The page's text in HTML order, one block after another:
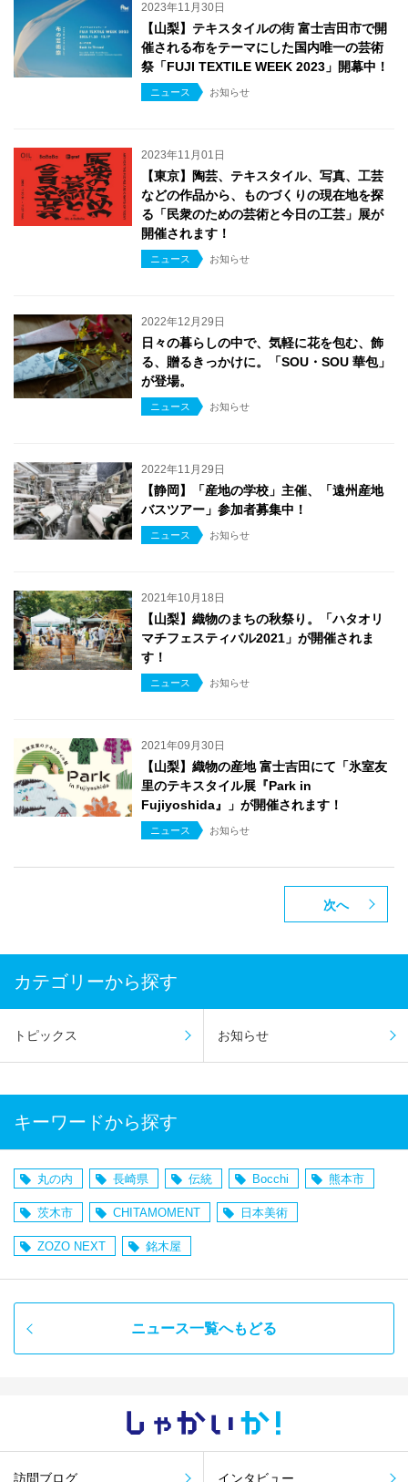
2023年11月30日
【山梨】テキスタイルの街 富士吉田市で開
催される布をテーマにした国内唯一の芸術
祭「FUJI TEXTILE WEEK 2023」開幕中！
ニュース お知らせ
2023年11月01日
【東京】陶芸、テキスタイル、写真、工芸
などの作品から、ものづくりの現在地を探
る「民衆のための芸術と今日の工芸」展が
開催されます！
ニュース お知らせ
2022年12月29日
日々の暮らしの中で、気軽に花を包む、飾
る、贈るきっかけに。「SOU・SOU 華包」
が登場。
ニュース お知らせ
2022年11月29日
【静岡】「産地の学校」主催、「遠州産地
バスツアー」参加者募集中！
ニュース お知らせ
2021年10月18日
【山梨】織物のまちの秋祭り。「ハタオリ
マチフェスティバル2021」が開催されま
す！
ニュース お知らせ
2021年09月30日
【山梨】織物の産地 富士吉田にて「氷室友
里のテキスタイル展『Park in
Fujiyoshida』」が開催されます！
ニュース お知らせ
次へ
カテゴリーから探す
トピックス お知らせ
キーワードから探す
丸の内 長崎県 伝統 Bocchi 熊本市
茨木市 CHITAMOMENT 日本美術
ZOZO NEXT 銘木屋
ニュース一覧へもどる
しゃかい か！
訪問ブログ インタビュー